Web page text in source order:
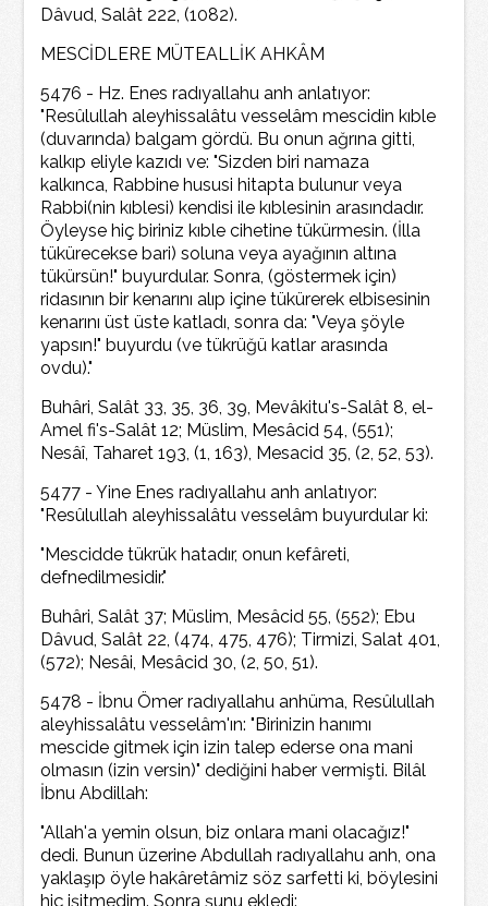
Dâvud, Salât 222, (1082).
MESCİDLERE MÜTEALLİK AHKÂM
5476 - Hz. Enes radıyallahu anh anlatıyor:
"Resûlullah aleyhissalâtu vesselâm mescidin kıble
(duvarında) balgam gördü. Bu onun ağrına gitti,
kalkıp eliyle kazıdı ve: "Sizden biri namaza
kalkınca, Rabbine hususi hitapta bulunur veya
Rabbi(nin kıblesi) kendisi ile kıblesinin arasındadır.
Öyleyse hiç biriniz kıble cihetine tükürmesin. (İlla
tükürecekse bari) soluna veya ayağının altına
tükürsün!" buyurdular. Sonra, (göstermek için)
ridasının bir kenarını alıp içine tükürerek elbisesinin
kenarını üst üste katladı, sonra da: "Veya şöyle
yapsın!" buyurdu (ve tükrüğü katlar arasında
ovdu)."
Buhâri, Salât 33, 35, 36, 39, Mevâkitu's-Salât 8, el-
Amel fi's-Salât 12; Müslim, Mesâcid 54, (551);
Nesâî, Taharet 193, (1, 163), Mesacid 35, (2, 52, 53).
5477 - Yine Enes radıyallahu anh anlatıyor:
"Resûlullah aleyhissalâtu vesselâm buyurdular ki:
"Mescidde tükrük hatadır, onun kefâreti,
defnedilmesidir."
Buhâri, Salât 37; Müslim, Mesâcid 55, (552); Ebu
Dâvud, Salât 22, (474, 475, 476); Tirmizi, Salat 401,
(572); Nesâi, Mesâcid 30, (2, 50, 51).
5478 - İbnu Ömer radıyallahu anhüma, Resûlullah
aleyhissalâtu vesselâm'ın: "Birinizin hanımı
mescide gitmek için izin talep ederse ona mani
olmasın (izin versin)" dediğini haber vermişti. Bilâl
İbnu Abdillah:
"Allah'a yemin olsun, biz onlara mani olacağız!"
dedi. Bunun üzerine Abdullah radıyallahu anh, ona
yaklaşıp öyle hakâretâmiz söz sarfetti ki, böylesini
hiç işitmedim. Sonra şunu ekledi: